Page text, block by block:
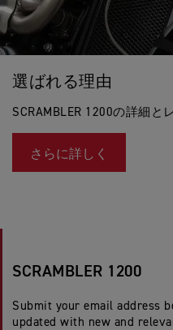
選ばれる理由
SCRAMBLER 1200の詳細と
さらに詳しく
SCRAMBLER 1200
Submit your email address
updated with new and